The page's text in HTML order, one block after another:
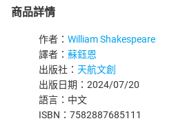
商品詳情
作者： William Shakespeare
譯者： 蘇鈺恩
出版社： 天航文創
出版日期：2024/07/20
語言：中文
ISBN：7582887685111